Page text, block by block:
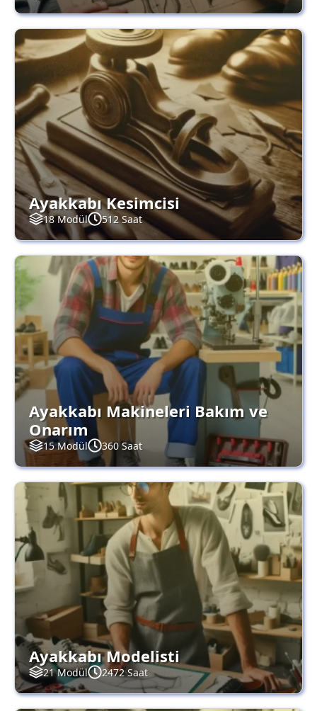
Ayakkabı Kesimcisi
18 Modül 512 Saat
Ayakkabı Makineleri Bakım ve
Onarım
15 Modül 360 Saat
Ayakkabı Modelisti
21 Modül 2472 Saat